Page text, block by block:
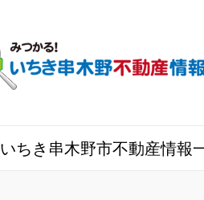
いちき串木野市不動産情報